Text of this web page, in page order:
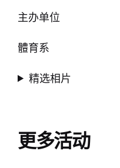
主办单位
體育系
精选相片
更多活动